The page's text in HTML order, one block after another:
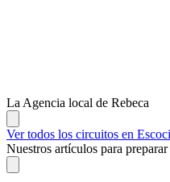
La Agencia local de Rebeca
Ver todos los circuitos en
Nuestros artículos para